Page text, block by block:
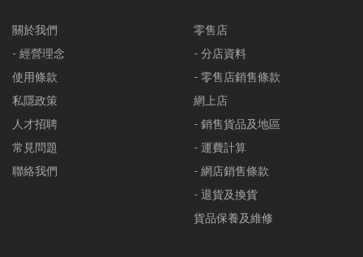
關於我們
- 經營理念
使用條款
私隱政策
人才招聘
常見問題
聯絡我們
零售店
- 分店資料
- 零售店銷售條款
網上店
- 銷售貨品及地區
- 運費計算
- 網店銷售條款
- 退貨及換貨
貨品保養及維修